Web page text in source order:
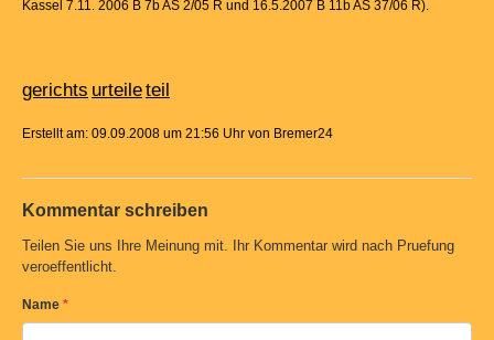
Kassel 7.11. 2006 B 7b AS 2/05 R und 16.5.2007 B 11b AS 37/06 R).
gerichts urteileteil
Erstellt am: 09.09.2008 um 21:56 Uhr von Bremer24
Kommentar schreiben
Teilen Sie uns Ihre Meinung mit. Ihr Kommentar wird nach Pruefung
veroeffentlicht.
Name *